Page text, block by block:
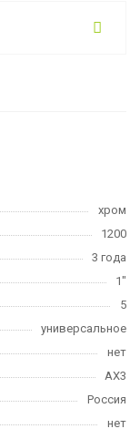
хром
1200
3 года
1"
5
универсальное
нет
АХ3
Россия
нет